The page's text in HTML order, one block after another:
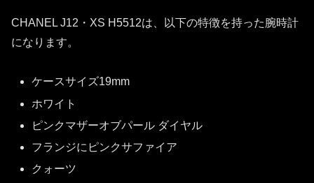
CHANEL J12・XS H5512は、以下の特徴を持った腕時計
になります。
ケースサイズ19mm
ホワイト
ピンクマザーオブパール ダイヤル
フランジにピンクサファイア
クォーツ